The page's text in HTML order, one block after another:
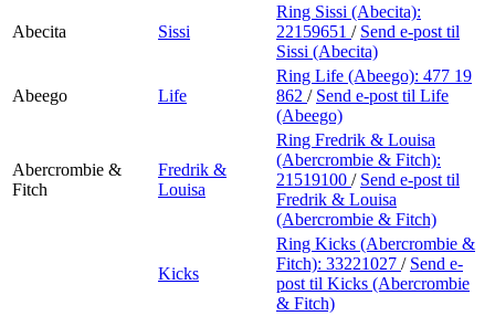
Abecita Sissi
Ring Sissi (Abecita):
22159651 / Send e-post til
Sissi (Abecita)
Abeego Life
Ring Life (Abeego): 477 19
862 / Send e-post til Life
(Abeego)
Abercrombie &
Fitch
Fredrik &
Louisa
Ring Fredrik & Louisa
(Abercrombie & Fitch):
21519100 / Send e-post til
Fredrik & Louisa
(Abercrombie & Fitch)
Kicks
Ring Kicks (Abercrombie &
Fitch): 33221027 / Send e-
post til Kicks (Abercrombie
& Fitch)